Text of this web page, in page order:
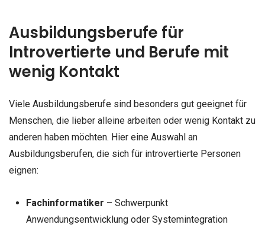
Ausbildungsberufe für
Introvertierte und Berufe mit
wenig Kontakt
Viele Ausbildungsberufe sind besonders gut geeignet für
Menschen, die lieber alleine arbeiten oder wenig Kontakt zu
anderen haben möchten. Hier eine Auswahl an
Ausbildungsberufen, die sich für introvertierte Personen
eignen:
Fachinformatiker – Schwerpunkt
Anwendungsentwicklung oder Systemintegration